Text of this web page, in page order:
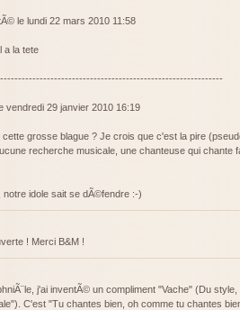
le lundi 22 mars 2010 11:58
a la tete
vendredi 29 janvier 2010 16:19
cette grosse blague ? Je crois que c'est la pire
recherche musicale, une chanteuse qui
notre idole sait se dÃ©fendre :-)
! Merci B&M !
j'ai inventÃ© un compliment "Vache" (Du
C'est "Tu chantes bien, oh comme tu chantes